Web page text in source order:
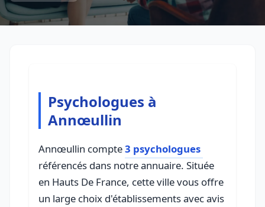
Psychologues à
Annœullin
Annœullin compte3 psychologues
référencés dans notre annuaire. Située
en Hauts De France, cette ville vous offre
un large choix d'établissements avec avis